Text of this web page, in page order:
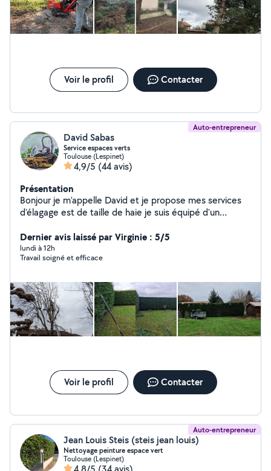
Voir le profil Contacter
Auto-entrepreneur
David Sabas
Service espaces verts
Toulouse (Lespinet)
4,9/5 (44 avis)
Présentation
Bonjour je m'appelle David et je propose mes services
d'élagage est de taille de haie je suis équipé d'un
matériel professionnel pour entretenir Votre jardin
Dernier avis laissé par Virginie : 5/5
lundi à 12h
Travail soigné et efficace
Voir le profil Contacter
Auto-entrepreneur
Jean Louis Steis (steis jean louis)
Nettoyage peinture espace vert
Toulouse (Lespinet)